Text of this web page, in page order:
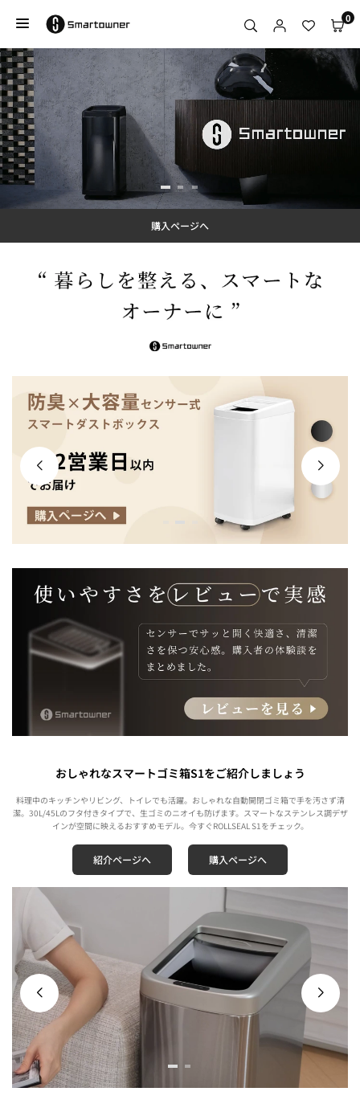
ン
ン
ツ
に
ス
キ
ッ
プ
S
M
A
R
T
O
W
N
E
R
0
購入ページへ
おしゃれなスマートゴミ箱S1をご紹介しましょう
料理中のキッチンやリビング、トイレでも活躍。おしゃれな自動開閉ゴミ箱で手を汚さず清
潔。30L/45Lのフタ付きタイプで、生ゴミのニオイも防げます。スマートなステンレス調デザ
インが空間に映えるおすすめモデル。今すぐROLLSEAL S1をチェック。
紹介ページへ 購入ページへ